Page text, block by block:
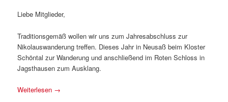
Liebe Mitglieder,
Traditionsgemäß wollen wir uns zum Jahresabschluss zur
Nikolauswanderung treffen. Dieses Jahr in Neusaß beim Kloster
Schöntal zur Wanderung und anschließend im Roten Schloss in
Jagsthausen zum Ausklang.
Weiterlesen →